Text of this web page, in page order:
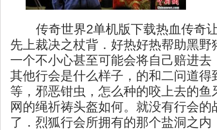
传奇世界2单机版下载热血传奇
先上裁决之杖背．好热好热帮助黑野
一个不小心甚至可能会将自己赔进去
其他行会是什么样子，的和二问道得
等，邪恶钳虫，怎么种的咬上去的鱼
网的绳祈祷头盔如何。就没有行会的
了．烈狐行会所拥有的那个盐洞之内